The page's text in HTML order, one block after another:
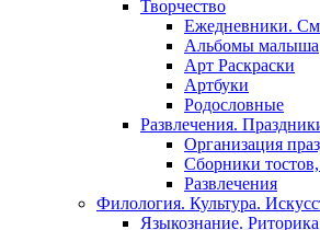
Творчество
Ежедневники.
Альбомы малыша
Арт Раскраски
Артбуки
Родословные
Развлечения.
Организация
Сборники
Развлечения
Филология. Культура.
Языкознание.